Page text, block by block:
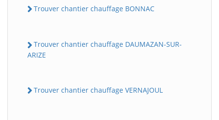
Trouver chantier chauffage BONNAC
Trouver chantier chauffage DAUMAZAN-SUR-
ARIZE
Trouver chantier chauffage VERNAJOUL